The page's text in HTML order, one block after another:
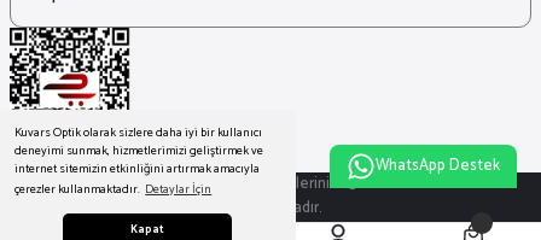
Kuvars Optik olarak sizlere daha iyi bir kullanıcı
deneyimi sunmak, hizmetlerimizi geliştirmek ve
internet sitemizin etkinliğini artırmak amacıyla
çerezler kullanmaktadır. Detaylar İçin
Kapat
© Tüm Hakları Saklıdır. Kredi kartı bilgileriniz 256bit SSL sertifikası ile
korunmaktadır.
WhatsApp Destek